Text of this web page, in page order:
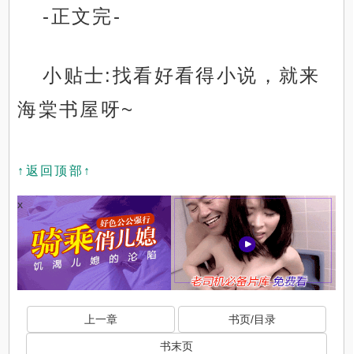
-正文完-
小贴士:找看好看得小说，就来
海棠书屋呀~
↑返回顶部↑
x
上一章 书页/目录
书末页